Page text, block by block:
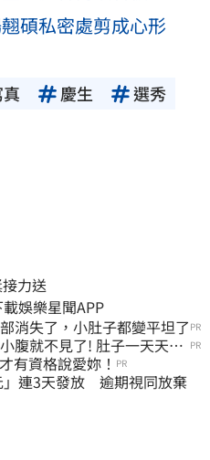
碩私密處剪成心形
慶生 選秀
力送
動態 即刻下載娛樂星聞APP
消失了，小肚子都變平坦了 PR
腹就不見了! 肚子一天天變 PR
有資格說愛妳！ PR
」連3天發放 逾期視同放棄